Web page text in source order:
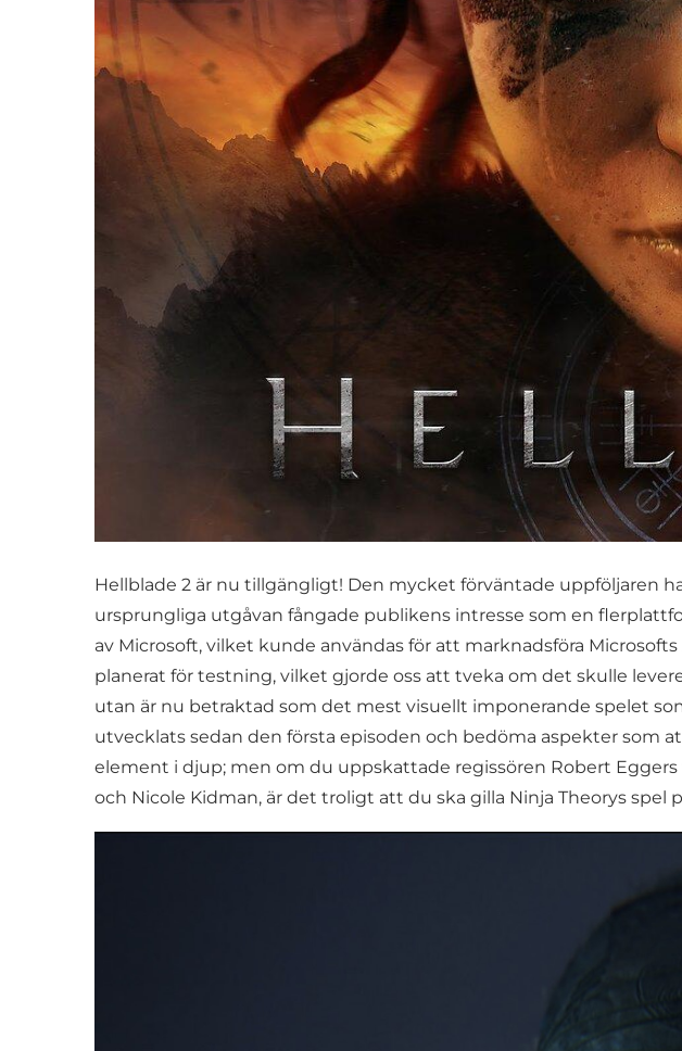
Hellblade 2 är nu tillgängligt! Den mycket förväntade uppföljaren
ursprungliga utgåvan fångade publikens intresse som en
av Microsoft, vilket kunde användas för att marknadsföra
planerat för testning, vilket gjorde oss att tveka om det skulle
utan är nu betraktad som det mest visuellt imponerande spelet
utvecklats sedan den första episoden och bedöma aspekter som
element i djup; men om du uppskattade regissören Robert Eggers
och Nicole Kidman, är det troligt att du ska gilla Ninja Theorys